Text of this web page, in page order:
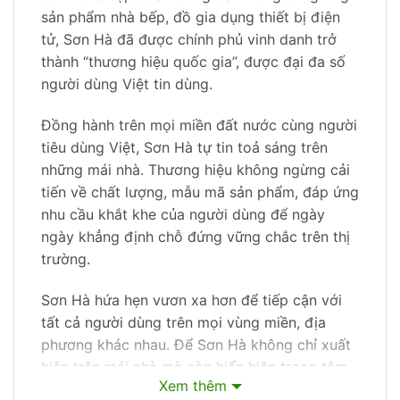
sản phẩm nhà bếp, đồ gia dụng thiết bị điện
tử, Sơn Hà đã được chính phủ vinh danh trở
thành “thương hiệu quốc gia”, được đại đa số
người dùng Việt tin dùng.
Đồng hành trên mọi miền đất nước cùng người
tiêu dùng Việt, Sơn Hà tự tin toả sáng trên
những mái nhà. Thương hiệu không ngừng cải
tiến về chất lượng, mẫu mã sản phẩm, đáp ứng
nhu cầu khắt khe của người dùng để ngày
ngày khẳng định chỗ đứng vững chắc trên thị
trường.
Sơn Hà hứa hẹn vươn xa hơn để tiếp cận với
tất cả người dùng trên mọi vùng miền, địa
phương khác nhau. Để Sơn Hà không chỉ xuất
hiện trên mái nhà mà còn hiển hiện trong tâm
trí người dân Việt.Xem thêm